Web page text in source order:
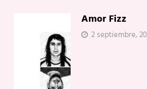
Amor Fizz
2 septiembre,